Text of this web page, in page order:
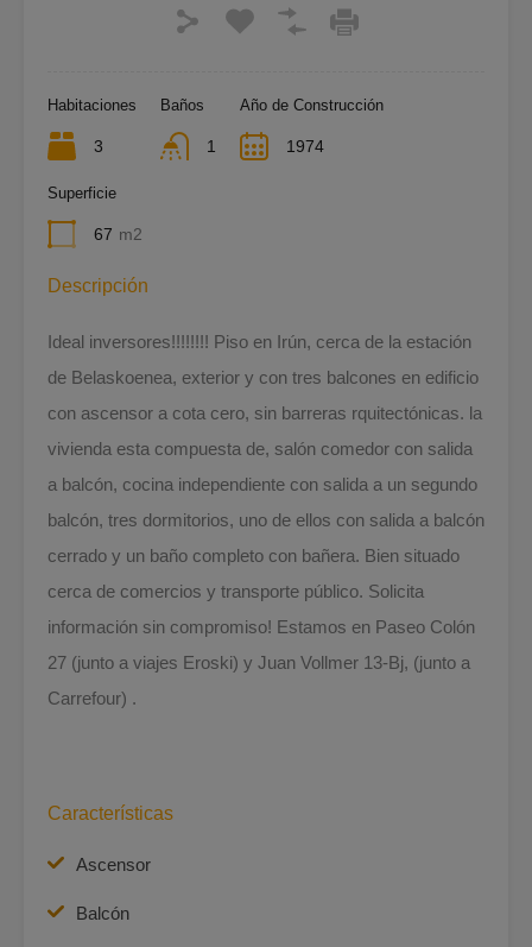
Habitaciones
3
Baños
1
Año de Construcción
1974
Superficie
67 m2
Descripción
Ideal inversores!!!!!!!! Piso en Irún, cerca de la estación
de Belaskoenea, exterior y con tres balcones en edificio
con ascensor a cota cero, sin barreras rquitectónicas. la
vivienda esta compuesta de, salón comedor con salida
a balcón, cocina independiente con salida a un segundo
balcón, tres dormitorios, uno de ellos con salida a balcón
cerrado y un baño completo con bañera. Bien situado
cerca de comercios y transporte público. Solicita
información sin compromiso! Estamos en Paseo Colón
27 (junto a viajes Eroski) y Juan Vollmer 13-Bj, (junto a
Carrefour) .
Características
Ascensor
Balcón